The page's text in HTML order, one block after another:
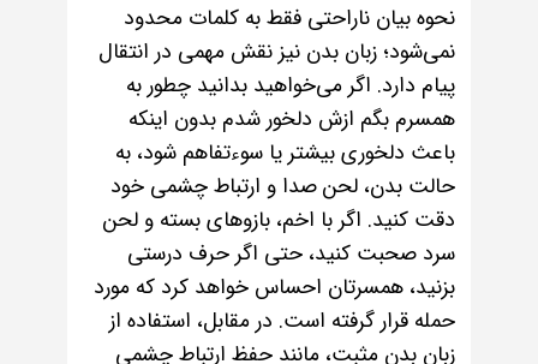
نحوه بیان ناراحتی فقط به کلمات محدود
نمی‌شود؛ زبان بدن نیز نقش مهمی در انتقال
پیام دارد. اگر می‌خواهید بدانید چطور به
همسرم بگم ازش دلخور شدم بدون اینکه
باعث دلخوری بیشتر یا سوءتفاهم شود، به
حالت بدن، لحن صدا و ارتباط چشمی خود
دقت کنید. اگر با اخم، بازوهای بسته و لحن
سرد صحبت کنید، حتی اگر حرف درستی
بزنید، همسرتان احساس خواهد کرد که مورد
حمله قرار گرفته است. در مقابل، استفاده از
زبان بدن مثبت، مانند حفظ ارتباط چشمی